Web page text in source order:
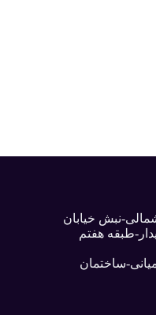
نبش خیابان
طبقه هفتم
ساختمان